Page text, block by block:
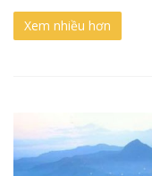
Xem nhiều hơn